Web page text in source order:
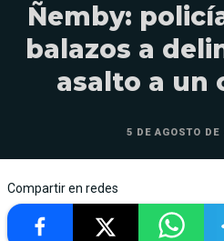
Ñemby:
balazos a
asalto a un
5 DE AGOSTO
Compartir en redes